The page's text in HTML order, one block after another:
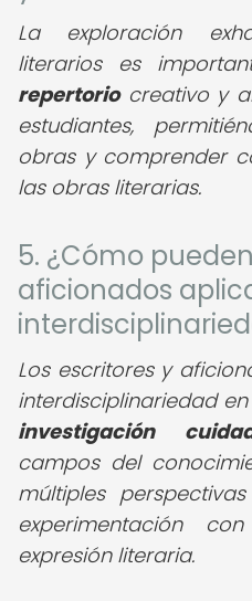
La exploración
literarios es
repertoriocreativo y
estudiantes,
obras y comprender
las obras literarias.
5. ¿Cómo
aficionados
Los escritores y
interdisciplinariedad
investigación
campos del
múltiples
experimentación
expresión literaria.